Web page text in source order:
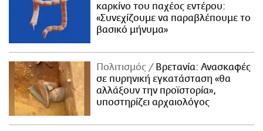
καρκίνο του παχέος εντέρου:
«Συνεχίζουμε να παραβλέπουμε το
βασικό μήνυμα»
Πολιτισμός
Βρετανία: Ανασκαφές
σε πυρηνική εγκατάσταση «θα
αλλάξουν την προϊστορία»,
υποστηρίζει αρχαιολόγος